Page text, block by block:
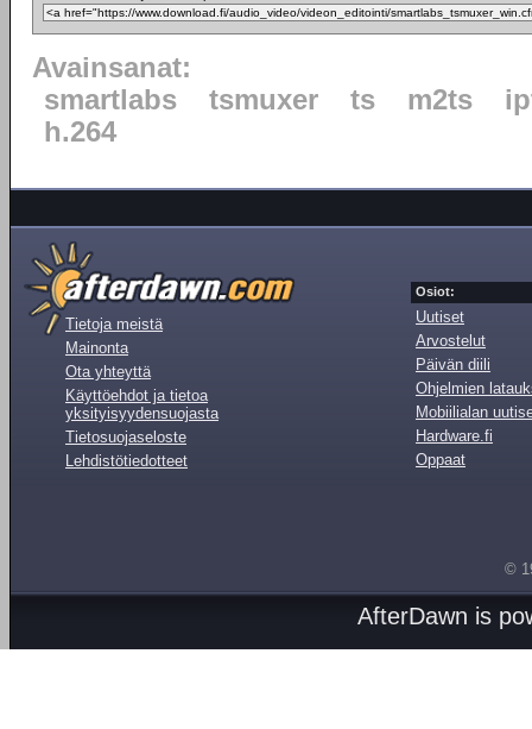
Avainsanat:
smartlabs
tsmuxer ts m2ts
h.264
Tietoja meistä
Mainonta
Ota yhteyttä
Käyttöehdot ja tietoa
yksityisyydensuojasta
Tietosuojaseloste
Lehdistötiedotteet
Osiot:
Uutiset
Arvostelut
Päivän diili
Ohjelmien
Mobiilialan
Hardware.fi
Oppaat
©
AfterDawn is